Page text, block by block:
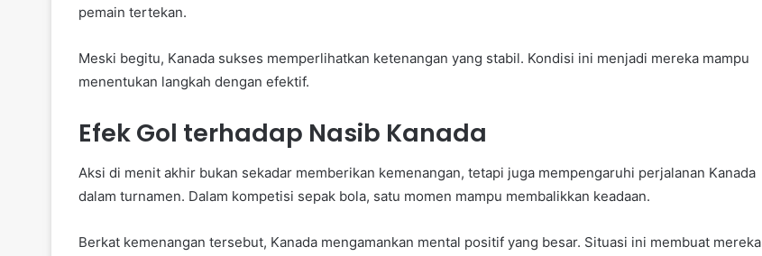
pemain tertekan.
Meski begitu, Kanada sukses memperlihatkan ketenangan yang stabil. Kondisi ini menjadi mereka mampu
menentukan langkah dengan efektif.
Efek Gol terhadap Nasib Kanada
Aksi di menit akhir bukan sekadar memberikan kemenangan, tetapi juga mempengaruhi perjalanan Kanada
dalam turnamen. Dalam kompetisi sepak bola, satu momen mampu membalikkan keadaan.
Berkat kemenangan tersebut, Kanada mengamankan mental positif yang besar. Situasi ini membuat mereka